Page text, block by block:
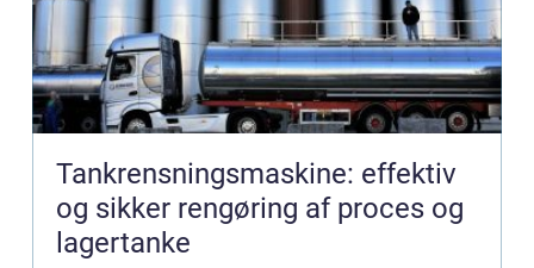
Tankrensningsmaskine: effektiv
og sikker rengøring af proces og
lagertanke